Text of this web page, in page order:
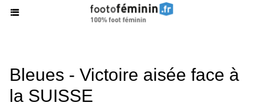
Bleues - Victoire aisée face à
la SUISSE